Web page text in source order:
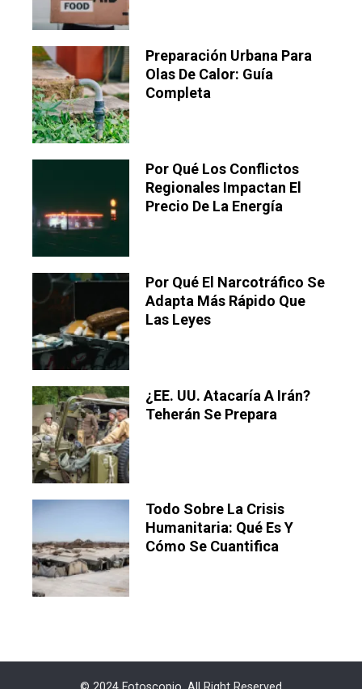
Preparación Urbana Para
Olas De Calor: Guía
Completa
Por Qué Los Conflictos
Regionales Impactan El
Precio De La Energía
Por Qué El Narcotráfico Se
Adapta Más Rápido Que
Las Leyes
¿EE. UU. Atacaría A Irán?
Teherán Se Prepara
Todo Sobre La Crisis
Humanitaria: Qué Es Y
Cómo Se Cuantifica